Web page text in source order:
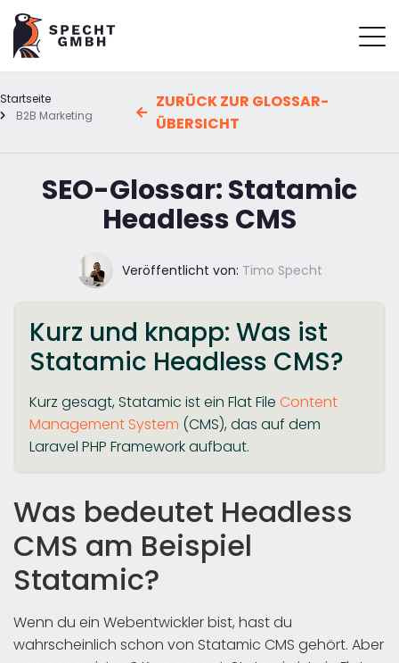
Startseite
B2B Marketing
ZURÜCK ZUR GLOSSAR-
ÜBERSICHT
SEO-Glossar: Statamic
Headless CMS
Veröffentlicht von: Timo Specht
Kurz und knapp: Was ist
Statamic Headless CMS?
Kurz gesagt, Statamic ist ein Flat File Content
Management System (CMS), das auf dem
Laravel PHP Framework aufbaut.
Was bedeutet Headless
CMS am Beispiel
Statamic?
Wenn du ein Webentwickler bist, hast du
wahrscheinlich schon von Statamic CMS gehört. Aber